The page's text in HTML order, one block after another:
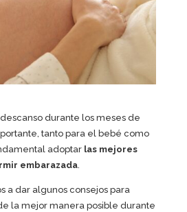
durante los meses de
tanto para el bebé como
adoptar las mejores
embarazada.
a dar algunos consejos para
la mejor manera posible durante